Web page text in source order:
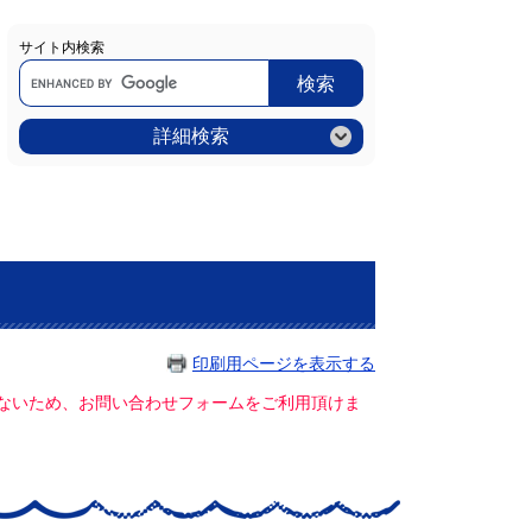
サイト内検索
Google
カ
ス
タ
ム
検
詳細検索
印刷用ページを表示する
ため、お問い合わせフォームをご利用頂けま